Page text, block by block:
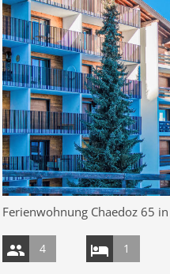
Ferienwohnung Chaedoz 65
4 1